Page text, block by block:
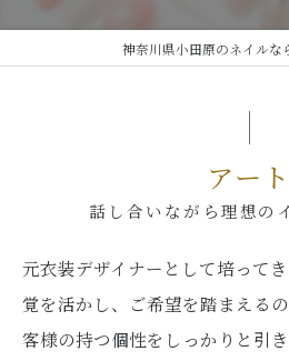
神奈川県小田原のネイル
アート
話し合いながら理想の
元衣装デザイナーとして培って
覚を活かし、ご希望を踏まえる
客様の持つ個性をしっかりと引